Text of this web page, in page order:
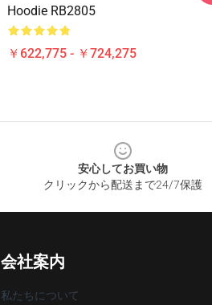
Hoodie RB2805
￥622,775 - ￥724,275
安心してお買い物
クリックから配送まで24/7保護
会社案内
私たちについて